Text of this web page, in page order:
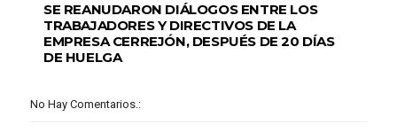
SE REANUDARON DIÁLOGOS ENTRE LOS
TRABAJADORES Y DIRECTIVOS DE LA
EMPRESA CERREJÓN, DESPUÉS DE 20 DÍAS
DE HUELGA
No Hay Comentarios.: